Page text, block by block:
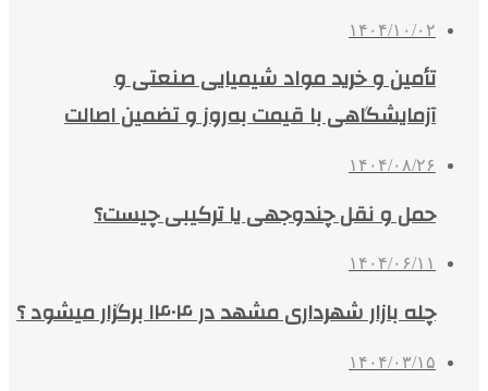
۱۴۰۴/۱۰/۰۲
تأمین و خرید مواد شیمیایی صنعتی و
آزمایشگاهی با قیمت به‌روز و تضمین اصالت
۱۴۰۴/۰۸/۲۶
حمل و نقل چندوجهی یا ترکیبی چیست؟
۱۴۰۴/۰۶/۱۱
چله بازار شهرداری مشهد در ۱۴۰۴ برگزار میشود ؟
۱۴۰۴/۰۳/۱۵